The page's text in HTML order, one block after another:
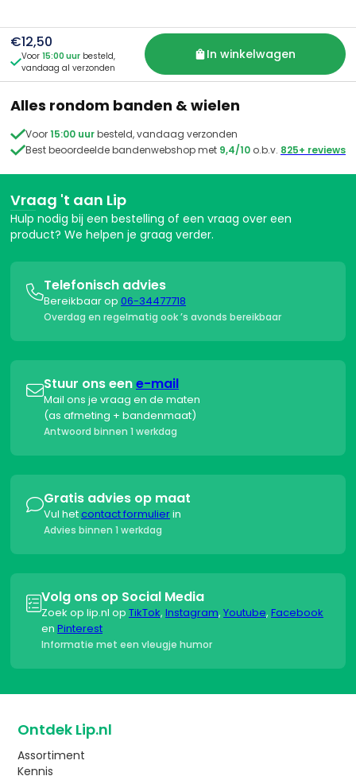
juiste instructies. We zorgen altijd voor een snelle en nette
afhandeling.
€12,50
Voor 15:00 uur besteld,
vandaag al verzonden
In winkelwagen
Alles rondom banden & wielen
Voor15:00 uurbesteld, vandaag verzonden
Best beoordeelde bandenwebshop met 9,4/10 o.b.v. 825+ reviews
Vraag 't aan Lip
Hulp nodig bij een bestelling of een vraag over een
product? We helpen je graag verder.
Telefonisch advies
Bereikbaar op 06-34477718
Overdag en regelmatig ook ’s avonds bereikbaar
Stuur ons eene-mail
Mail ons je vraag en de maten
(as afmeting + bandenmaat)
Antwoord binnen 1 werkdag
Gratis advies op maat
Vul hetcontact formulierin
Advies binnen 1 werkdag
Volg ons op Social Media
Zoek op lip.nl op TikTok, Instagram, Youtube, Facebook
en Pinterest
Informatie met een vleugje humor
Ontdek Lip.nl
Assortiment
Kennis